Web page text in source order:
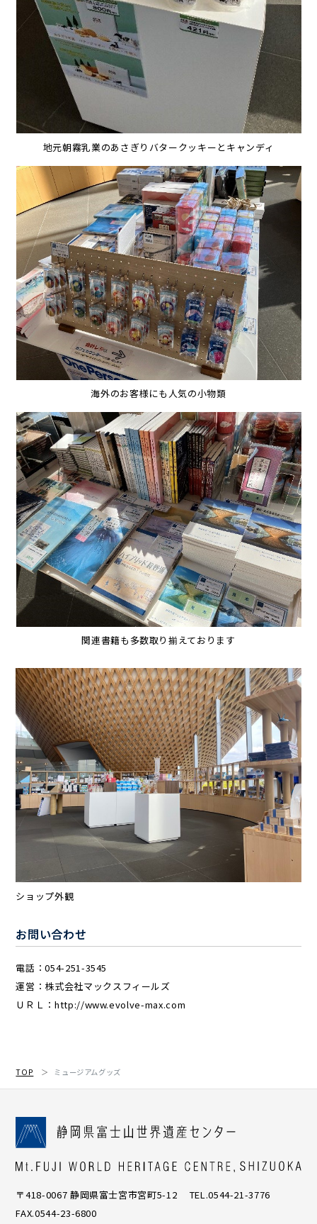
地元朝霧乳業のあさぎりバタークッキーとキャンディ
海外のお客様にも人気の小物類
関連書籍も多数取り揃えております
ショップ外観
お問い合わせ
電話：054-251-3545
運営：株式会社マックスフィールズ
ＵＲＬ：http://www.evolve-max.com
TOP ミュージアムグッズ
〒418-0067 静岡県富士宮市宮町5-12 TEL.0544-21-3776
FAX.0544-23-6800